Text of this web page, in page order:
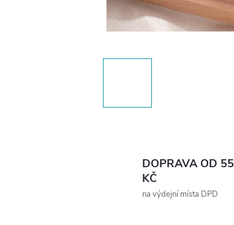
DOPRAVA OD 55
KČ
na výdejní místa DPD